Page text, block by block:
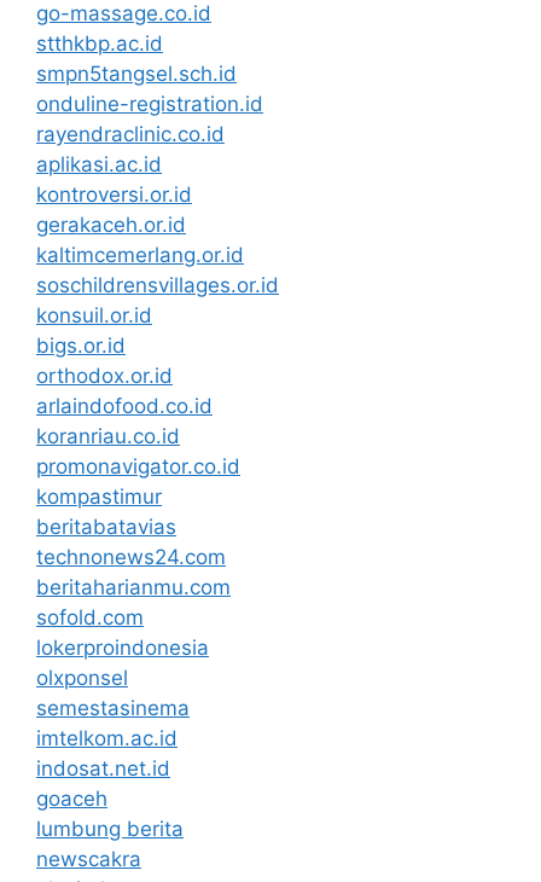
go-massage.co.id
stthkbp.ac.id
smpn5tangsel.sch.id
onduline-registration.id
rayendraclinic.co.id
aplikasi.ac.id
kontroversi.or.id
gerakaceh.or.id
kaltimcemerlang.or.id
soschildrensvillages.or.id
konsuil.or.id
bigs.or.id
orthodox.or.id
arlaindofood.co.id
koranriau.co.id
promonavigator.co.id
kompastimur
beritabatavias
technonews24.com
beritaharianmu.com
sofold.com
lokerproindonesia
olxponsel
semestasinema
imtelkom.ac.id
indosat.net.id
goaceh
lumbung berita
newscakra